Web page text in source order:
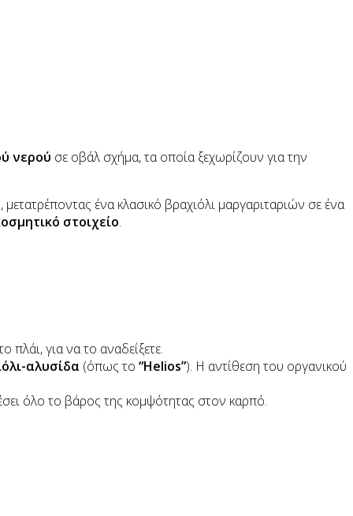
νερού σε οβάλ σχήμα, τα οποία ξεχωρίζουν για την
, μετατρέποντας ένα κλασικό βραχιόλι μαργαριταριών σε ένα
στοιχείο.
πλάι, για να το αναδείξετε.
αλυσίδα (όπως το “Helios”). Η αντίθεση του οργανικού
όλο το βάρος της κομψότητας στον καρπό.